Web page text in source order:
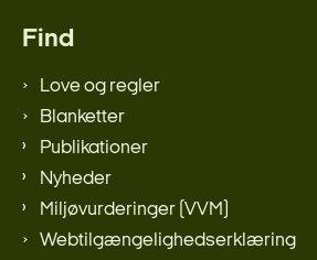
Find
Love og regler
Blanketter
Publikationer
Nyheder
Miljøvurderinger (VVM)
Webtilgængelighedserklæring